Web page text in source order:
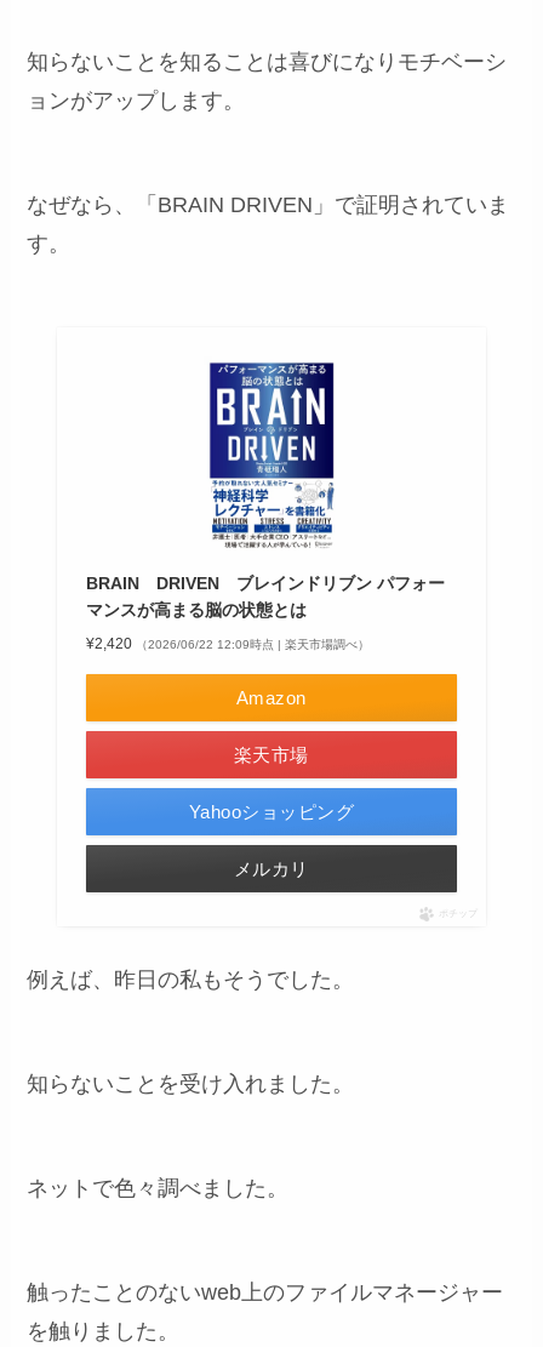
知らないことを知ることは喜びになりモチベーシ
ョンがアップします。
なぜなら、「BRAIN DRIVEN」で証明されていま
す。
BRAIN DRIVEN ブレインドリブン パフォー
マンスが高まる脳の状態とは
¥2,420 （2026/06/22 12:09時点 | 楽天市場調べ）
Amazon
楽天市場
Yahooショッピング
メルカリ
ポチップ
例えば、昨日の私もそうでした。
知らないことを受け入れました。
ネットで色々調べました。
触ったことのないweb上のファイルマネージャー
を触りました。